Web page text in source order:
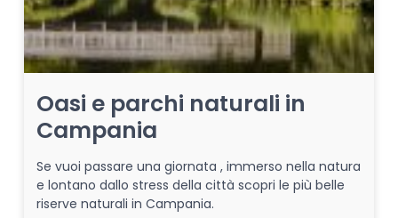
Oasi e parchi naturali in
Campania
Se vuoi passare una giornata , immerso nella natura
e lontano dallo stress della città scopri le più belle
riserve naturali in Campania.